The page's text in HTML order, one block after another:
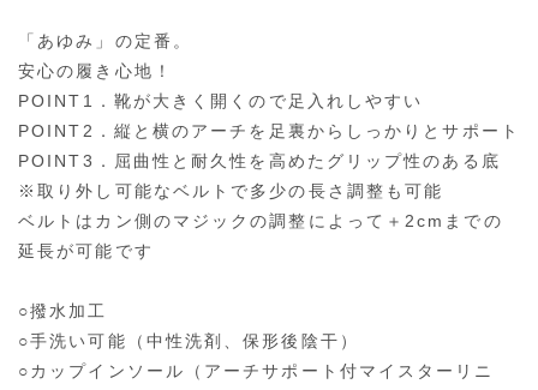
「あゆみ」の定番。
安心の履き心地！
POINT1．靴が大きく開くので足入れしやすい
POINT2．縦と横のアーチを足裏からしっかりとサポート
POINT3．屈曲性と耐久性を高めたグリップ性のある底
※取り外し可能なベルトで多少の長さ調整も可能
ベルトはカン側のマジックの調整によって＋2cmまでの
延長が可能です
○撥水加工
○手洗い可能（中性洗剤、保形後陰干）
○カップインソール（アーチサポート付マイスターリニ